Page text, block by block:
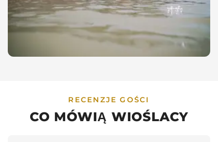
RECENZJE GOŚCI
CO MÓWIĄ WIOŚLACY